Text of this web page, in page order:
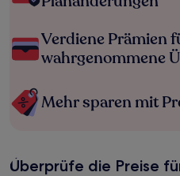
Verdiene Prämien
wahrgenommene
Mehr sparen mit
Überprüfe die Preise